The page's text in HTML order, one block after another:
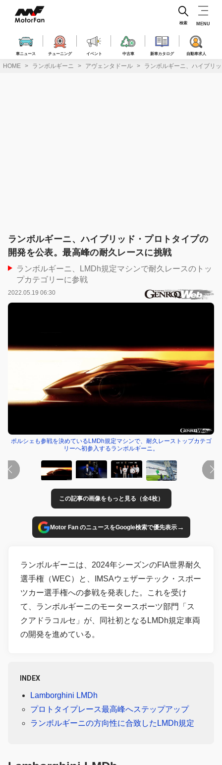
ス
車ニュース チューニング イベント 中古車 新車カタログ 自動車求人
検索 MENU
HOME ランボルギーニ アヴェンタドール ランボルギーニ、ハイブリ
ランボルギーニ、ハイブリッド・プロトタイプの
開発を公表。最高峰の耐久レースに挑戦
ランボルギーニ、LMDh規定マシンで耐久レースのトッ
プカテゴリーに参戦
2022.05.19 06:30
ポルシェも参戦を決めているLMDh規定マシンで、耐久レーストップカテゴ
リーへ初参入するランボルギーニ。
この記事の画像をもっと見る（全4枚）
Motor Fan のニュースをGoogle検索で優先表示→
ランボルギーニは、2024年シーズンのFIA世界耐久
選手権（WEC）と、IMSAウェザーテック・スポー
ツカー選手権への参戦を発表した。これを受け
て、ランボルギーニのモータースポーツ部門「ス
クアドラコルセ」が、同社初となるLMDh規定車両
の開発を進めている。
INDEX
Lamborghini LMDh
プロトタイプレース最高峰へステップアップ
ランボルギーニの方向性に合致したLMDh規定